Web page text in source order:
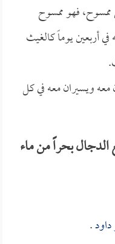
فهو ممسوح
أربعين يوماً كالغيث
معه ويسيران معه في كل
بحراً من ماء
داود.